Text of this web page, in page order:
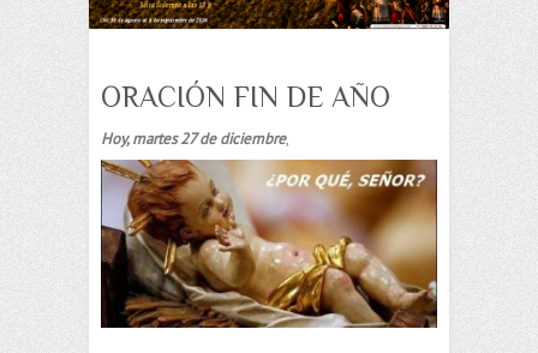
ORACIÓN FIN DE AÑO
Hoy, martes 27 de diciembre,